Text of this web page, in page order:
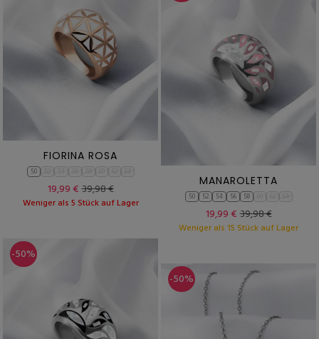
FIORINA ROSA
50
19,99 €39,98 €
Weniger als 5 Stück auf Lager
MANAROLETTA
50 52 54 56 58
19,99 €39,98 €
Weniger als 15 Stück auf Lager
-50%
-50%